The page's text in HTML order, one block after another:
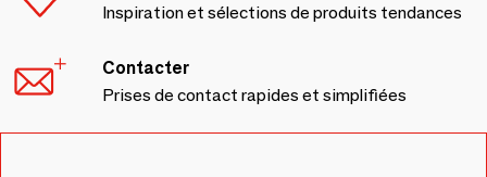
Inspiration et sélections de produits tendances
Contacter
Prises de contact rapides et simplifiées